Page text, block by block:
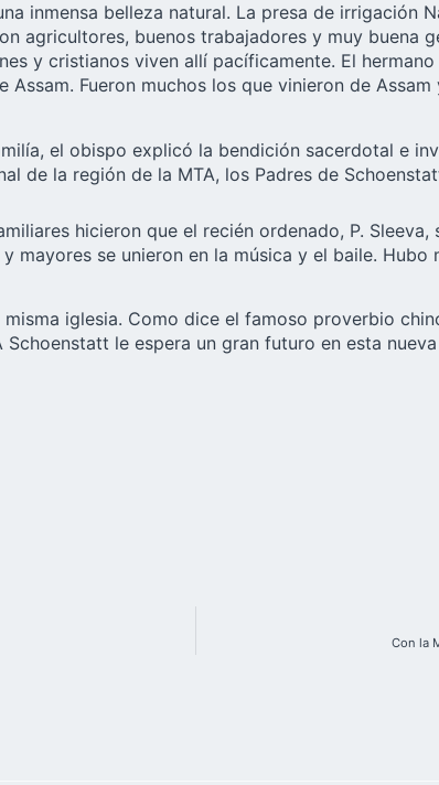
inmensa belleza natural. La presa de irrigación
agricultores, buenos trabajadores y muy buena
y cristianos viven allí pacíficamente. El
Fueron muchos los que vinieron de
el obispo explicó la bendición sacerdotal e
de la región de la MTA, los Padres de
hicieron que el recién ordenado, P.
se unieron en la música y el baile.
iglesia. Como dice el famoso proverbio
le espera un gran futuro en esta
Con la